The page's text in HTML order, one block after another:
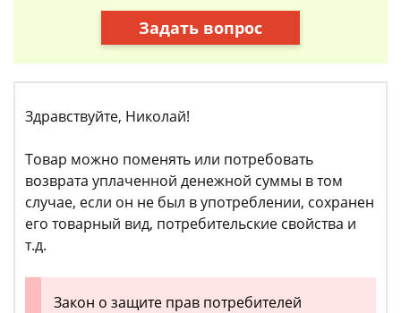
Задать вопрос
Здравствуйте, Николай!
Товар можно поменять или потребовать
возврата уплаченной денежной суммы в том
случае, если он не был в употреблении, сохранен
его товарный вид, потребительские свойства и
т.д.
Закон о защите прав потребителей